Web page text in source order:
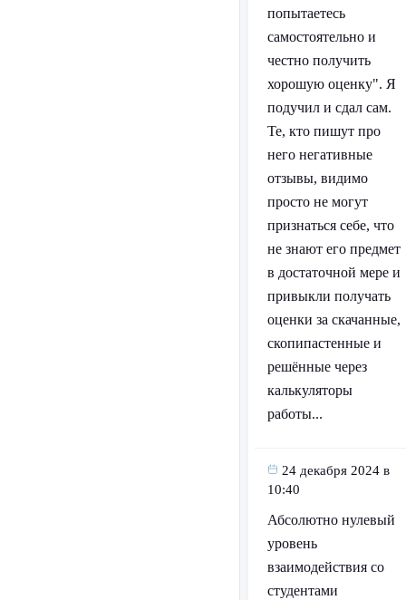
попытаетесь
самостоятельно и
честно получить
хорошую оценку". Я
подучил и сдал сам.
Те, кто пишут про
него негативные
отзывы, видимо
просто не могут
признаться себе, что
не знают его предмет
в достаточной мере и
привыкли получать
оценки за скачанные,
скопипастенные и
решённые через
калькуляторы
работы...
24 декабря 2024 в
10:40
Абсолютно нулевый
уровень
взаимодействия со
студентами